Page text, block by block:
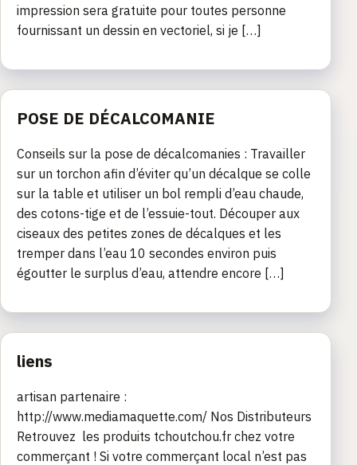
impression sera gratuite pour toutes personne
fournissant un dessin en vectoriel, si je […]
POSE DE DÉCALCOMANIE
Conseils sur la pose de décalcomanies : Travailler
sur un torchon afin d’éviter qu’un décalque se colle
sur la table et utiliser un bol rempli d’eau chaude,
des cotons-tige et de l’essuie-tout. Découper aux
ciseaux des petites zones de décalques et les
tremper dans l’eau 10 secondes environ puis
égoutter le surplus d’eau, attendre encore […]
liens
artisan partenaire :
http://www.mediamaquette.com/ Nos Distributeurs
Retrouvez les produits tchoutchou.fr chez votre
commerçant ! Si votre commerçant local n’est pas